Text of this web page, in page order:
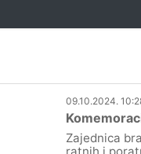
09.10.2024.
Zajednica